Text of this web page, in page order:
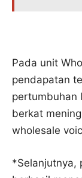
Pada unit
pendapatan
pertumbuhan
berkat
wholesale
*Selanjutnya,